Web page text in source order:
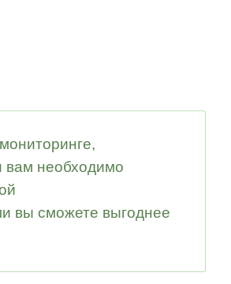
вам необходимо
вы сможете выгоднее